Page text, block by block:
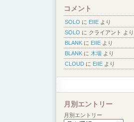
コメント
SOLO に EIIE より
SOLO に クライアント
より
BLANK に EIIE より
BLANK に 木場 より
CLOUD に EIIE より
月別エントリー
月別エントリー